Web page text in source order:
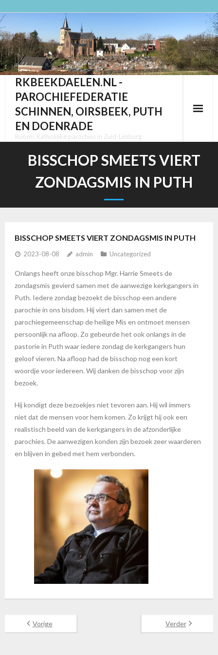
Ga
naar
de
inhoud
RKBEEKDAELEN.NL -
PAROCHIEFEDERATIE
SCHINNEN, OIRSBEEK, PUTH
EN DOENRADE
Rooms Katholieke parochies in Zuid-Limburg
BISSCHOP SMEETS VIERT
ZONDAGSMIS IN PUTH
BISSCHOP SMEETS VIERT ZONDAGSMIS IN PUTH
2023-08-08 admin Uncategorized
Onlangs heeft onze bisschop Mgr. Harrie Smeets de
zondagsmis gevierd samen met de aanwezige kerkgangers in
Puth. Iedere zondag bezoekt de bisschop een andere
parochie in ons bisdom. Hij viert dan samen met de
parochiegemeenschap de heilige Mis en ontmoet mensen
persoonlijk na afloop. Zo gebeurde het ook onlangs in de
pastorie in Puth waar iedere zondag de kerkgangers hun
geloof vieren. Na afloop had de bisschop nog een kort
woordje voor iedereen. Wij danken de bisschop voor zijn
bezoek.
Hij kondigt deze bezoekjes niet tevoren aan. Hij wil immers
niet dat de mensen voor hem komen. Zo krijgt hij ook een
realistisch beeld van de kerkgangers in de afzonderlijke
parochies. De aanwezigen konden zijn bezoek zeer waarderen
en blijven in gebed met hem verbonden.
Vorige Verder